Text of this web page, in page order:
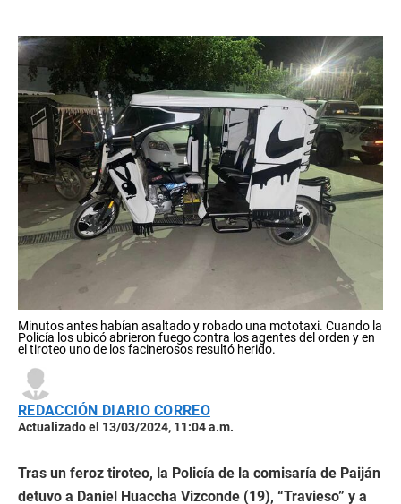
Minutos antes habían asaltado y robado una mototaxi. Cuando la
Policía los ubicó abrieron fuego contra los agentes del orden y en
el tiroteo uno de los facinerosos resultó herido.
REDACCIÓN DIARIO CORREO
Actualizado el 13/03/2024, 11:04 a.m.
Tras un feroz tiroteo, la Policía de la comisaría de Paiján
detuvo a Daniel Huaccha Vizconde (19), “Travieso” y a